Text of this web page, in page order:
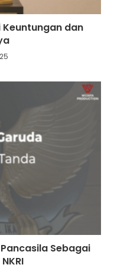
Keuntungan dan
Sebagai